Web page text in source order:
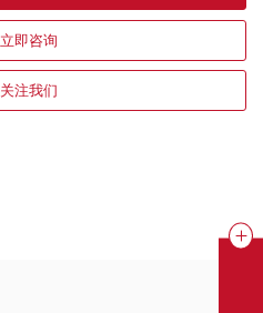
立即咨询
关注我们